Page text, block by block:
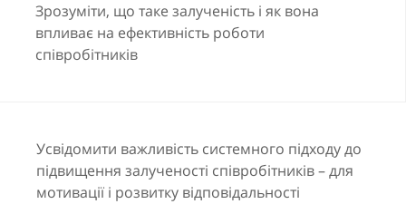
Зрозуміти, що таке залученість і як вона
впливає на ефективність роботи
співробітників
Усвідомити важливість системного підходу до
підвищення залученості співробітників – для
мотивації і розвитку відповідальності